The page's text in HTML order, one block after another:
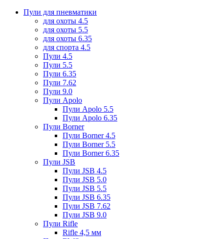
Пули для пневматики
для охоты 4.5
для охоты 5.5
для охоты 6.35
для спорта 4.5
Пули 4.5
Пули 5.5
Пули 6.35
Пули 7.62
Пули 9.0
Пули Apolo
Пули Apolo 5.5
Пули Apolo 6.35
Пули Borner
Пули Borner 4.5
Пули Borner 5.5
Пули Borner 6.35
Пули JSB
Пули JSB 4.5
Пули JSB 5.0
Пули JSB 5.5
Пули JSB 6.35
Пули JSB 7.62
Пули JSB 9.0
Пули Rifle
Rifle 4,5 мм